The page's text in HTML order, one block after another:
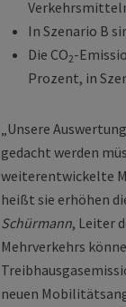
In Szenario B
Die CO2-
Prozent, in
„Unsere
gedacht werden
weiterentwickelte
heißt sie erhöhen
Schürmann, Leiter
Mehrverkehrs
neuen